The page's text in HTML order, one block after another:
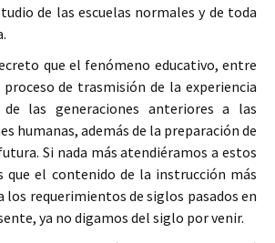
de las escuelas normales y de toda
que el fenómeno educativo, entre
de trasmisión de la experiencia
las generaciones anteriores a las
humanas, además de la preparación de
Si nada más atendiéramos a estos
que el contenido de la instrucción más
los requerimientos de siglos pasados en
ya no digamos del siglo por venir.